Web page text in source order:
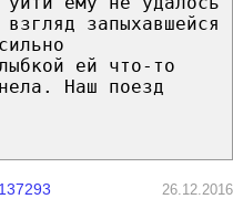
запыхавшейся
ей что-то
Наш поезд
26.12.2016